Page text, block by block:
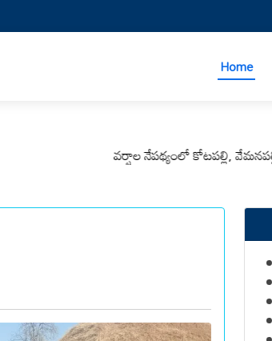
Home
వర్షాల నేపథ్యంలో కోటపల్లి, వేమనపల్లి